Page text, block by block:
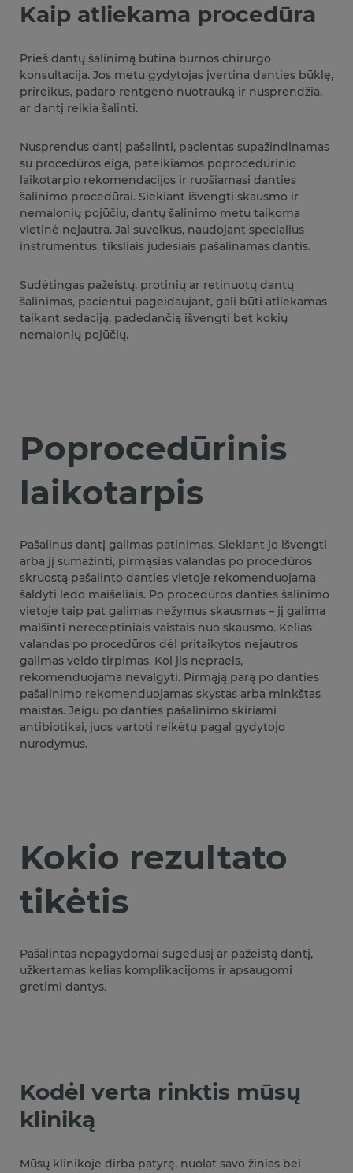
Kaip atliekama procedūra
Prieš dantų šalinimą būtina burnos chirurgo
konsultacija. Jos metu gydytojas įvertina danties būklę,
prireikus, padaro rentgeno nuotrauką ir nusprendžia,
ar dantį reikia šalinti.
Nusprendus dantį pašalinti, pacientas supažindinamas
su procedūros eiga, pateikiamos poprocedūrinio
laikotarpio rekomendacijos ir ruošiamasi danties
šalinimo procedūrai. Siekiant išvengti skausmo ir
nemalonių pojūčių, dantų šalinimo metu taikoma
vietinė nejautra. Jai suveikus, naudojant specialius
instrumentus, tiksliais judesiais pašalinamas dantis.
Sudėtingas pažeistų, protinių ar retinuotų dantų
šalinimas, pacientui pageidaujant, gali būti atliekamas
taikant sedaciją, padedančią išvengti bet kokių
nemalonių pojūčių.
Poprocedūrinis
laikotarpis
Pašalinus dantį galimas patinimas. Siekiant jo išvengti
arba jį sumažinti, pirmąsias valandas po procedūros
skruostą pašalinto danties vietoje rekomenduojama
šaldyti ledo maišeliais. Po procedūros danties šalinimo
vietoje taip pat galimas nežymus skausmas – jį galima
malšinti nereceptiniais vaistais nuo skausmo. Kelias
valandas po procedūros dėl pritaikytos nejautros
galimas veido tirpimas. Kol jis nepraeis,
rekomenduojama nevalgyti. Pirmąją parą po danties
pašalinimo rekomenduojamas skystas arba minkštas
maistas. Jeigu po danties pašalinimo skiriami
antibiotikai, juos vartoti reikėtų pagal gydytojo
nurodymus.
Kokio rezultato
tikėtis
Pašalintas nepagydomai sugedusį ar pažeistą dantį,
užkertamas kelias komplikacijoms ir apsaugomi
gretimi dantys.
Kodėl verta rinktis mūsų
kliniką
Mūsų klinikoje dirba patyrę, nuolat savo žinias bei